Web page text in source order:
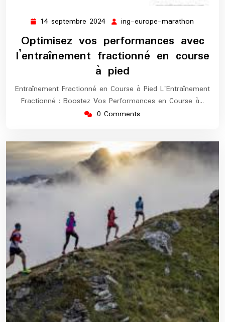
14 septembre 2024 14
septembre
2024
ing-europe-marathon
Optimisez vos performances avec
l’entraînement fractionné en course
à pied
Entraînement Fractionné en Course à Pied L'Entraînement
Fractionné : Boostez Vos Performances en Course à…
0 Comments